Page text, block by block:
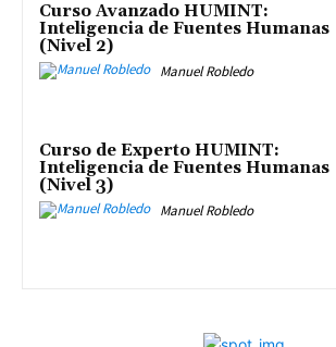
Curso Avanzado HUMINT:
Inteligencia de Fuentes Humanas
(Nivel 2)
Manuel Robledo
Curso de Experto HUMINT:
Inteligencia de Fuentes Humanas
(Nivel 3)
Manuel Robledo